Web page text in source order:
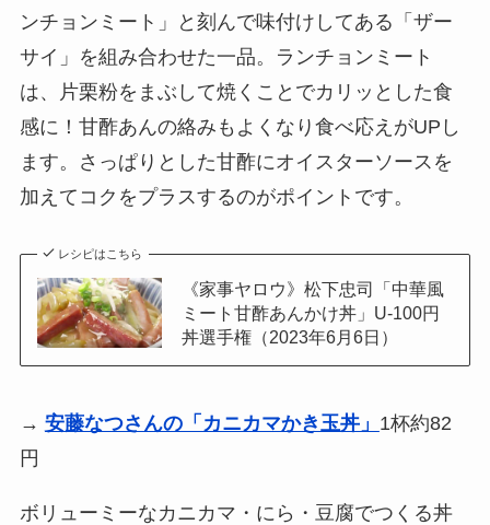
ンチョンミート」と刻んで味付けしてある「ザー
サイ」を組み合わせた一品。ランチョンミート
は、片栗粉をまぶして焼くことでカリッとした食
感に！甘酢あんの絡みもよくなり食べ応えがUPし
ます。さっぱりとした甘酢にオイスターソースを
加えてコクをプラスするのがポイントです。
レシピはこちら
《家事ヤロウ》松下忠司「中華風
ミート甘酢あんかけ丼」U-100円
丼選手権（2023年6月6日）
→ 安藤なつさんの「カニカマかき玉丼」 1杯約82
円
ボリューミーなカニカマ・にら・豆腐でつくる丼